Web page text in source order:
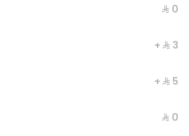
⁨⁦‪‬ 0⁩
+ ⁨⁦‪‬ 3⁩
+ ⁨⁦‪‬ 5⁩
⁨⁦‪‬ 0⁩